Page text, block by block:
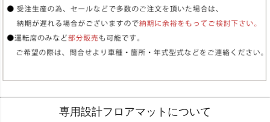
専用設計フロアマットについて